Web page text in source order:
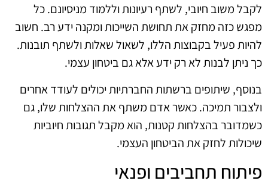
לקבל משוב חיובי, לשתף רעיונות וללמוד מניסיונם. כל
מפגש כזה מחזק את תחושת השייכות ומקנה ידע רב. חשוב
להיות פעיל בקבוצות הללו, לשאול שאלות ולשתף תובנות.
כך ניתן לבנות לא רק ידע אלא גם ביטחון עצמי.
בנוסף, שיתופים ברשתות החברתיות יכולים לעודד אחרים
ולצבור תמיכה. כאשר אדם משתף את ההצלחות שלו, גם
כשמדובר בהצלחות קטנות, הוא מקבל תגובות חיוביות
שיכולות לחזק את הביטחון העצמי.
פיתוח תחביבים ופנאי